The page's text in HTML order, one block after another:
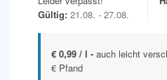
Gültig: 21.08. - 27.08.
€ 0,99 / l - auch leicht
€ Pfand